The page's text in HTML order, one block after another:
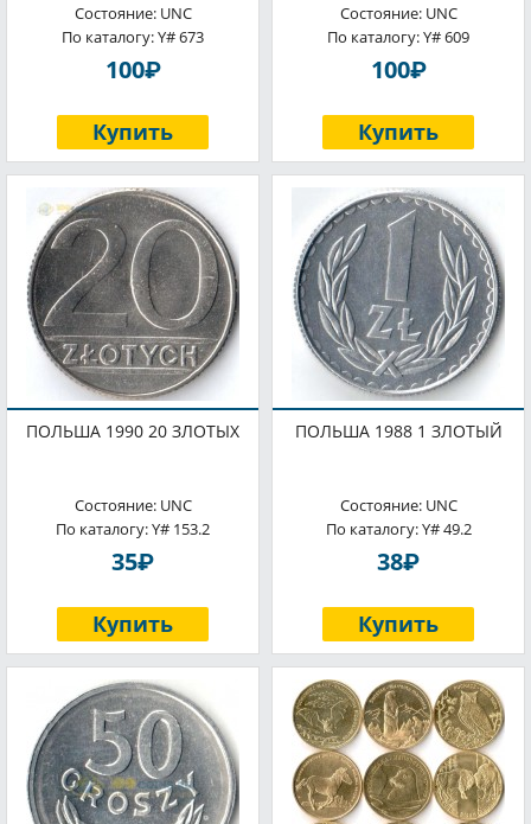
Состояние: UNC
По каталогу: Y# 673
100P
Купить
Состояние: UNC
По каталогу: Y# 609
100P
Купить
ПОЛЬША 1990 20 ЗЛОТЫХ
Состояние: UNC
По каталогу: Y# 153.2
35P
Купить
ПОЛЬША 1988 1 ЗЛОТЫЙ
Состояние: UNC
По каталогу: Y# 49.2
38P
Купить